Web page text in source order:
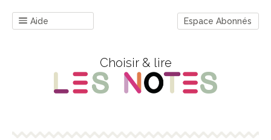
Aide Espace Abonnés
Choisir & lire